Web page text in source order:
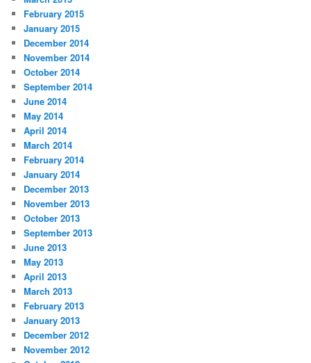
February 2015
January 2015
December 2014
November 2014
October 2014
September 2014
June 2014
May 2014
April 2014
March 2014
February 2014
January 2014
December 2013
November 2013
October 2013
September 2013
June 2013
May 2013
April 2013
March 2013
February 2013
January 2013
December 2012
November 2012